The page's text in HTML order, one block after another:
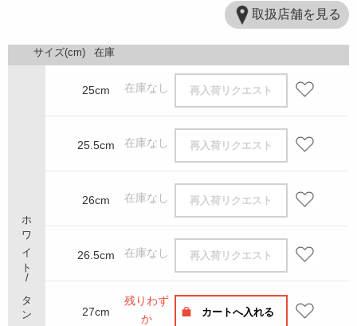
取扱店舗を見る
サイズ(cm) 在庫
ホワイト/タン
25cm 在庫なし 再入荷リクエスト
25.5cm 在庫なし 再入荷リクエスト
26cm 在庫なし 再入荷リクエスト
26.5cm 在庫なし 再入荷リクエスト
27cm
残りわず
か
カートへ入れる